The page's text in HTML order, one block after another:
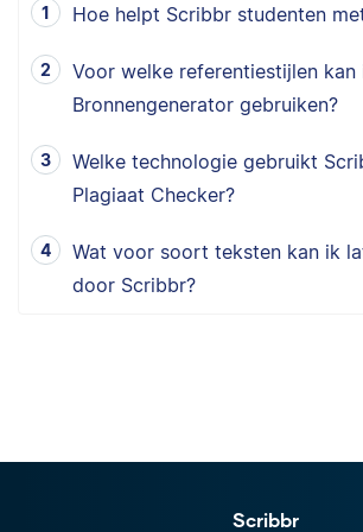
Hoe helpt Scribbr studenten
Voor welke referentiestijlen
Bronnengenerator gebruiken?
Welke technologie gebruikt
Plagiaat Checker?
Wat voor soort teksten kan ik
door Scribbr?
Scribbr